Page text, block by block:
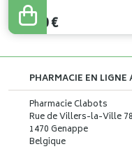
15,50€
PHARMACIE EN LIGNE
Pharmacie Clabots
Rue de Villers-la-Ville 78
1470 Genappe
Belgique